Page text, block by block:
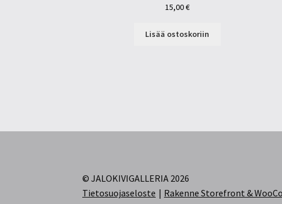
15,00€
Lisää ostoskoriin
© JALOKIVIGALLERIA 2026
Tietosuojaseloste
Rakenne Storefront &